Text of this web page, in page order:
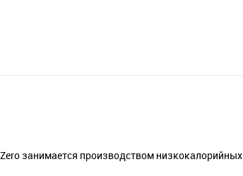
занимается производством низкокалорийных